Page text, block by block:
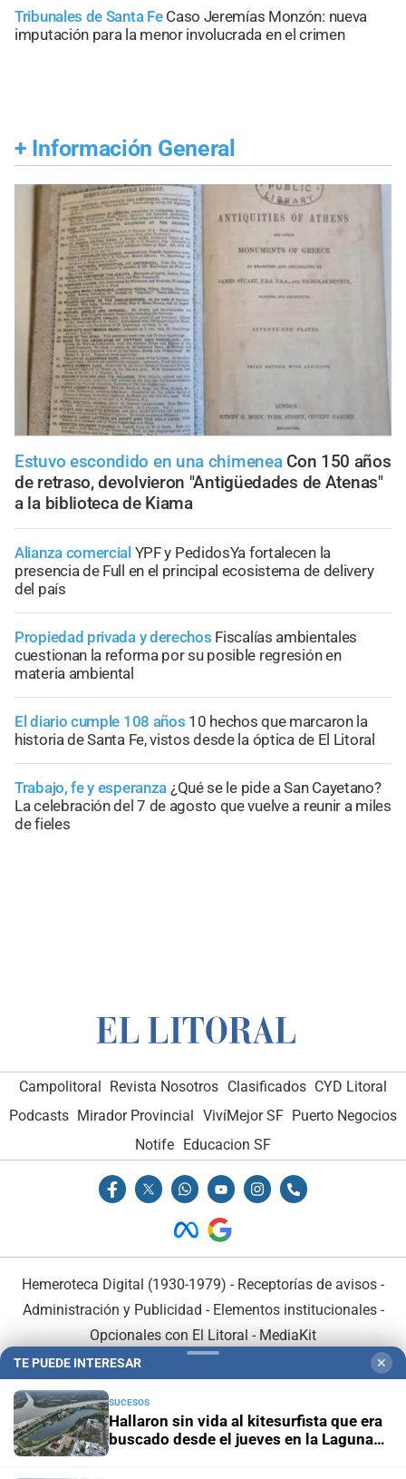
Tribunales de Santa Fe Caso Jeremías Monzón: nueva
imputación para la menor involucrada en el crimen
+ Información General
Estuvo escondido en una chimenea Con 150 años
de retraso, devolvieron "Antigüedades de Atenas"
a la biblioteca de Kiama
Alianza comercial YPF y PedidosYa fortalecen la
presencia de Full en el principal ecosistema de delivery
del país
Propiedad privada y derechos Fiscalías ambientales
cuestionan la reforma por su posible regresión en
materia ambiental
El diario cumple 108 años 10 hechos que marcaron la
historia de Santa Fe, vistos desde la óptica de El Litoral
Trabajo, fe y esperanza ¿Qué se le pide a San Cayetano?
La celebración del 7 de agosto que vuelve a reunir a miles
de fieles
Campolitoral Revista Nosotros Clasificados CYD Litoral
Podcasts Mirador Provincial VivíMejor SF Puerto Negocios
Notife
Educacion SF
Hemeroteca Digital (1930-1979) - Receptorías de avisos -
Administración y Publicidad - Elementos institucionales-
Opcionales con El Litoral - MediaKit
TE PUEDE INTERESAR ✕
SUCESOS
Hallaron sin vida al kitesurfista que era
buscado desde el jueves en la Laguna